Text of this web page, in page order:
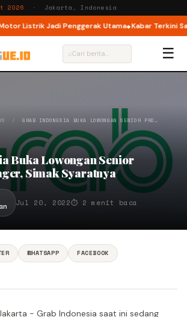
2026 · Jakarta, Indonesia
Listrik Jadi Penggerak Utama Kabar Terkini
⌕ ☰
/ GRAB INDONESIA BUKA LOWONGAN SENIOR PRO…
Buka Lowongan Senior
Simak Syaratnya
Jul 20, 2022⏱ 2 menit baca
WHATSAPP
FACEBOOK
- Grab Indonesia saat ini sedang